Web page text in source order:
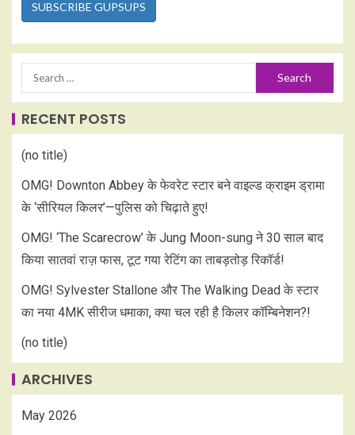
SUBSCRIBE GUPSUPS
RECENT POSTS
(no title)
OMG! Downton Abbey के फेवरेट स्टार बने वाइल्ड क्राइम ड्रामा
के ‘सीरियल किलर’—पुलिस को चिढ़ाते हुए!
OMG! ‘The Scarecrow’ के Jung Moon-sung ने 30 साल बाद
किया सातवां राज़ फास, टूट गया रेटिंग का ताबड़तोड़ रिकॉर्ड!
OMG! Sylvester Stallone और The Walking Dead के स्टार
का नया 4MK सीरीज धमाका, क्या चल रही है किलर कॉम्बिनेशन?!
(no title)
ARCHIVES
May 2026